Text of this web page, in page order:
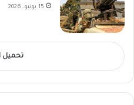
15 يونيو، 2026
تحميل